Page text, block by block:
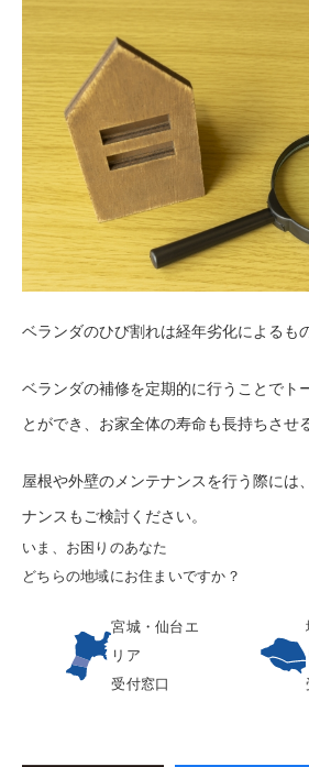
ベランダのひび割れは経年劣化によるも
ベランダの補修を定期的に行うことでト
とができ、お家全体の寿命も長持ちさせ
屋根や外壁のメンテナンスを行う際には
ナンスもご検討ください。
いま、お困りのあなた
どちらの地域にお住まいですか？
宮城・仙台エ
リア
受付窓口